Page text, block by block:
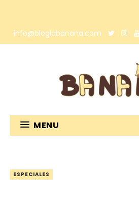
info@bloglabanana.com
MENU
ESPECIALES